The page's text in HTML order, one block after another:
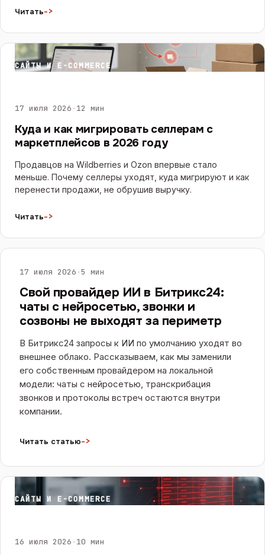
Читать->
САЙТЫ И E-COMMERCE
17 июля 2026 · 12 мин
Куда и как мигрировать селлерам с
маркетплейсов в 2026 году
Продавцов на Wildberries и Ozon впервые стало
меньше. Почему селлеры уходят, куда мигрируют и как
перенести продажи, не обрушив выручку.
Читать->
ИИ И ЧАТ-БОТЫ
17 июля 2026 ·5 мин
Свой провайдер ИИ в Битрикс24:
чаты с нейросетью, звонки и
созвоны не выходят за периметр
В Битрикс24 запросы к ИИ по умолчанию уходят во
внешнее облако. Рассказываем, как мы заменили
его собственным провайдером на локальной
модели: чаты с нейросетью, транскрибация
звонков и протоколы встреч остаются внутри
компании.
Читать статью->
САЙТЫ И E-COMMERCE
16 июля 2026 · 10 мин